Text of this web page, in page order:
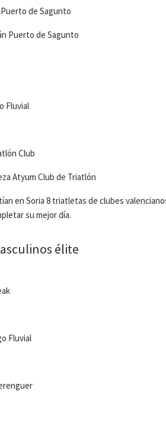
Puerto de Sagunto
Puerto de Sagunto
Fluvial
Club
Atyum Club de Triatlón
en Soria 8 triatletas de clubes
su mejor día.
élite
Fluvial